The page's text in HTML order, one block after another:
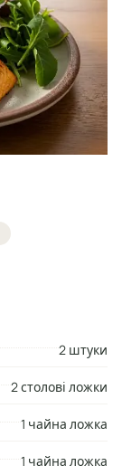
2 штуки
2 столові ложки
1 чайна ложка
1 чайна ложка